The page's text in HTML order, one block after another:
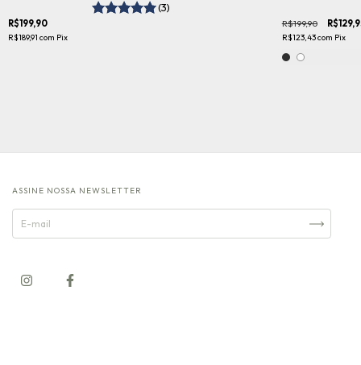
(3)
R$199,90
R$189,91 com Pix
R$199,90
R$123,43com Pix
ASSINE NOSSA NEWSLETTER